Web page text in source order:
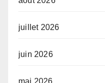
juillet 2026
juin 2026